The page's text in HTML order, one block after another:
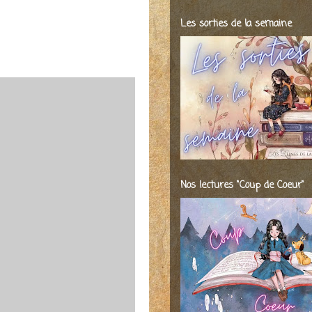
Les sorties de la semaine
Nos lectures "Coup de Coeur"